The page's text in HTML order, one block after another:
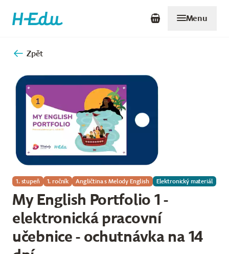
Menu
Zpět
1. stupeň 1. ročník Angličtina s Melody English Elektronický materiál
My English Portfolio 1 -
elektronická pracovní
učebnice - ochutnávka na 14